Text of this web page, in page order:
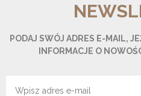
PODAJ SWÓJ ADRES E-MAIL,
INFORMACJE O